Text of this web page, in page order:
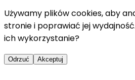
Używamy plików cookies, aby
stronie i poprawiać jej
ich wykorzystanie?
Odrzuć Akceptuj